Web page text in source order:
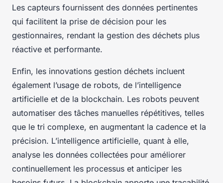
Les capteurs fournissent des données pertinentes
qui facilitent la prise de décision pour les
gestionnaires, rendant la gestion des déchets plus
réactive et performante.
Enfin, les innovations gestion déchets incluent
également l’usage de robots, de l’intelligence
artificielle et de la blockchain. Les robots peuvent
automatiser des tâches manuelles répétitives, telles
que le tri complexe, en augmentant la cadence et la
précision. L’intelligence artificielle, quant à elle,
analyse les données collectées pour améliorer
continuellement les processus et anticiper les